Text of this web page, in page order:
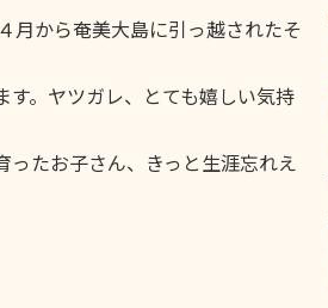
月から奄美大島に引っ越されたそ
。ヤツガレ、とても嬉しい気持
ったお子さん、きっと生涯忘れえ